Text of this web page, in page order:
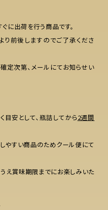
に出荷を行う商品です。
前後しますのでご了承くださ
定次第、メールにてお知らせい
目安として、瓶詰してから2週間
やすい商品のためクール便にて
え賞味期限までにお楽しみいた